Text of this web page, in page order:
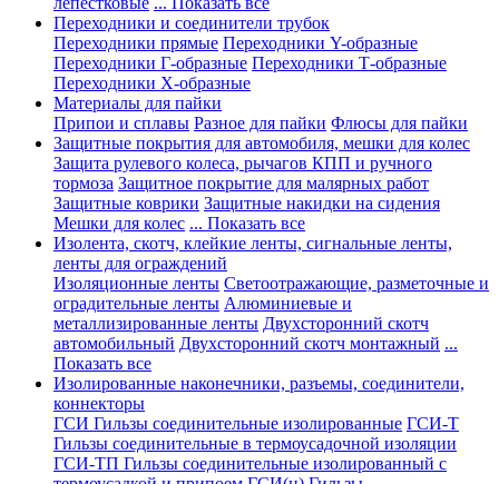
Переходники и соединители трубок
Переходники прямые Переходники Y-образные
Переходники Г-образные Переходники Т-образные
Переходники Х-образные
Материалы для пайки
Припои и сплавы Разное для пайки Флюсы для пайки
Защитные покрытия для автомобиля, мешки для колес
Защита рулевого колеса, рычагов КПП и ручного
тормоза Защитное покрытие для малярных работ
Защитные коврики Защитные накидки на сидения
Мешки для колес ... Показать все
Изолента, скотч, клейкие ленты, сигнальные ленты,
ленты для ограждений
Изоляционные ленты Светоотражающие, разметочные и
оградительные ленты Алюминиевые и
металлизированные ленты Двухсторонний скотч
автомобильный Двухсторонний скотч монтажный ...
Показать все
Изолированные наконечники, разъемы, соединители,
коннекторы
ГСИ Гильзы соединительные изолированные ГСИ-Т
Гильзы соединительные в термоусадочной изоляции
ГСИ-ТП Гильзы соединительные изолированный с